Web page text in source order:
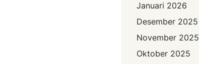
Januari 2026
Desember 2025
November 2025
Oktober 2025